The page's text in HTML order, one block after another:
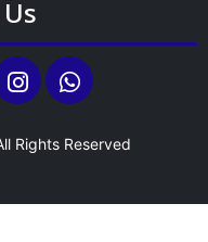
Rights Reserved